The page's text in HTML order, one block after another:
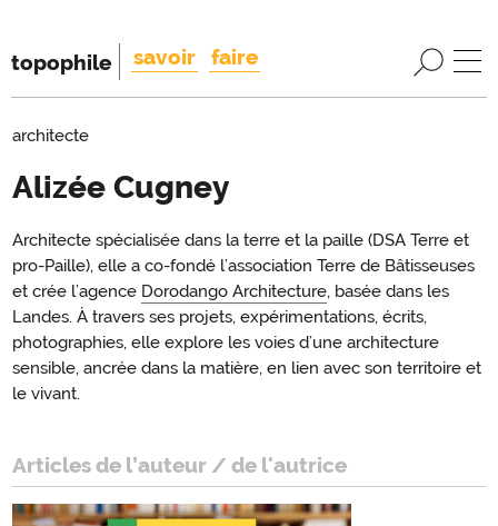
topophile savoir faire
architecte
Alizée Cugney
Introduction
Introduction
Architecte spécialisée dans la terre et la paille (DSA Terre et
pro-Paille), elle a co-fondé l’association Terre de Bâtisseuses
et crée l’agence Dorodango Architecture, basée dans les
Landes. À travers ses projets, expérimentations, écrits,
photographies, elle explore les voies d’une architecture
sensible, ancrée dans la matière, en lien avec son territoire et
le vivant.
Articles de l’auteur / de l'autrice